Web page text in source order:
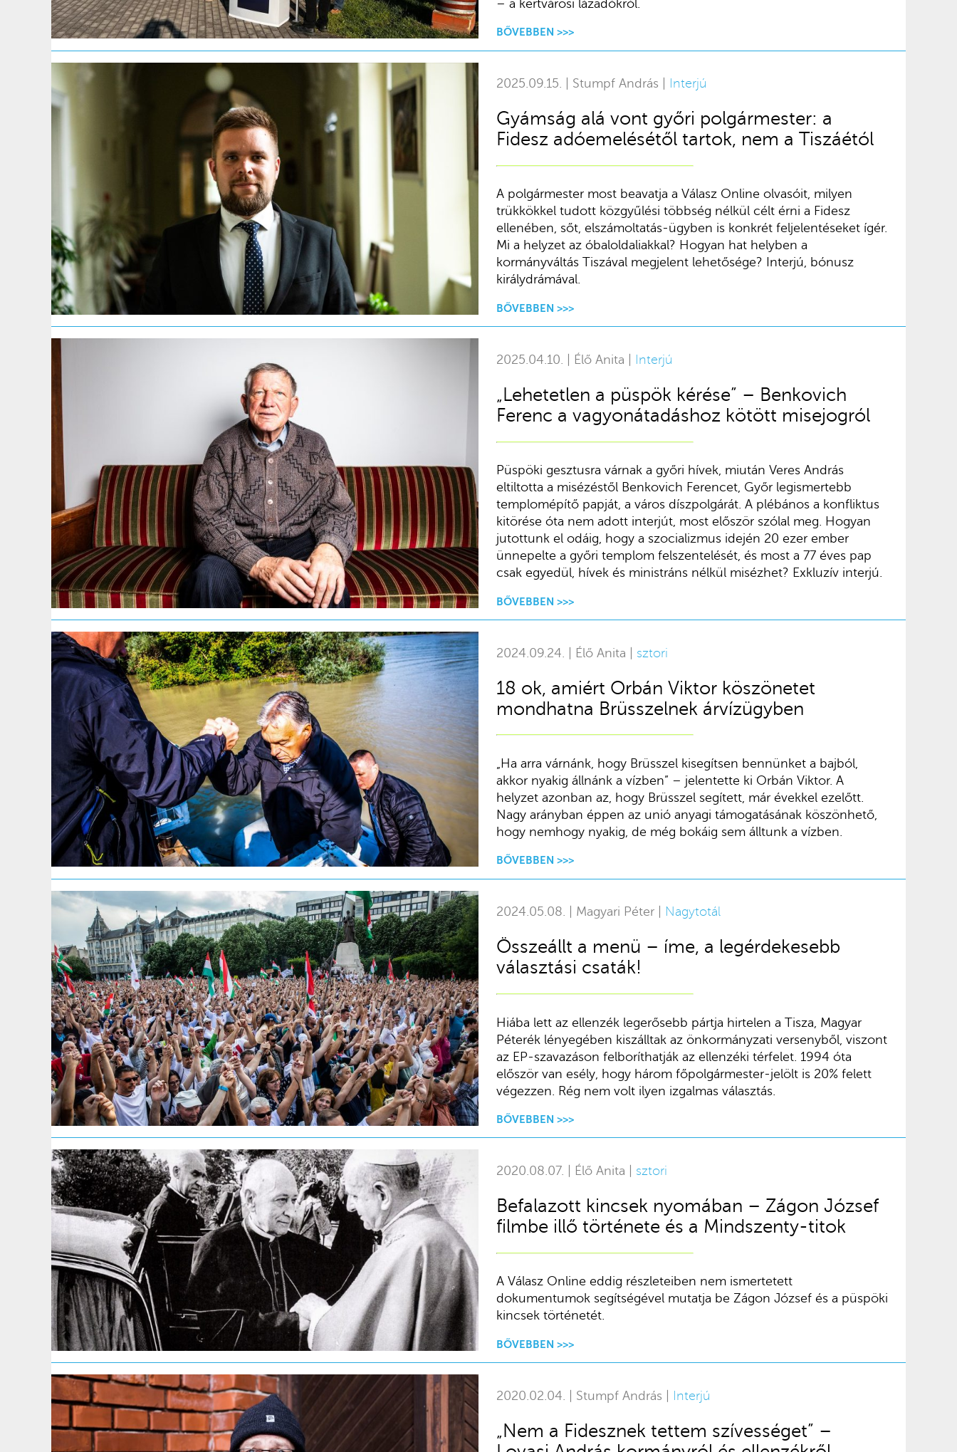
– a kertvárosi lázadókról.
BŐVEBBEN >>>
2025.09.15. | Stumpf András | Interjú
Gyámság alá vont győri polgármester: a
Fidesz adóemelésétől tartok, nem a Tiszáétól
A polgármester most beavatja a Válasz Online olvasóit, milyen
trükkökkel tudott közgyűlési többség nélkül célt érni a Fidesz
ellenében, sőt, elszámoltatás-ügyben is konkrét feljelentéseket ígér.
Mi a helyzet az óbaloldaliakkal? Hogyan hat helyben a
kormányváltás Tiszával megjelent lehetősége? Interjú, bónusz
királydrámával.
BŐVEBBEN >>>
2025.04.10. | Élő Anita | Interjú
„Lehetetlen a püspök kérése” – Benkovich
Ferenc a vagyonátadáshoz kötött misejogról
Püspöki gesztusra várnak a győri hívek, miután Veres András
eltiltotta a misézéstől Benkovich Ferencet, Győr legismertebb
templomépítő papját, a város díszpolgárát. A plébános a konfliktus
kitörése óta nem adott interjút, most először szólal meg. Hogyan
jutottunk el odáig, hogy a szocializmus idején 20 ezer ember
ünnepelte a győri templom felszentelését, és most a 77 éves pap
csak egyedül, hívek és ministráns nélkül misézhet? Exkluzív interjú.
BŐVEBBEN >>>
2024.09.24. | Élő Anita | sztori
18 ok, amiért Orbán Viktor köszönetet
mondhatna Brüsszelnek árvízügyben
„Ha arra várnánk, hogy Brüsszel kisegítsen bennünket a bajból,
akkor nyakig állnánk a vízben” – jelentette ki Orbán Viktor. A
helyzet azonban az, hogy Brüsszel segített, már évekkel ezelőtt.
Nagy arányban éppen az unió anyagi támogatásának köszönhető,
hogy nemhogy nyakig, de még bokáig sem álltunk a vízben.
BŐVEBBEN >>>
2024.05.08. | Magyari Péter | Nagytotál
Összeállt a menü – íme, a legérdekesebb
választási csaták!
Hiába lett az ellenzék legerősebb pártja hirtelen a Tisza, Magyar
Péterék lényegében kiszálltak az önkormányzati versenyből, viszont
az EP-szavazáson felboríthatják az ellenzéki térfelet. 1994 óta
először van esély, hogy három főpolgármester-jelölt is 20% felett
végezzen. Rég nem volt ilyen izgalmas választás.
BŐVEBBEN >>>
2020.08.07. | Élő Anita | sztori
Befalazott kincsek nyomában – Zágon József
filmbe illő története és a Mindszenty-titok
A Válasz Online eddig részleteiben nem ismertetett
dokumentumok segítségével mutatja be Zágon József és a püspöki
kincsek történetét.
BŐVEBBEN >>>
2020.02.04. | Stumpf András | Interjú
„Nem a Fidesznek tettem szívességet” –